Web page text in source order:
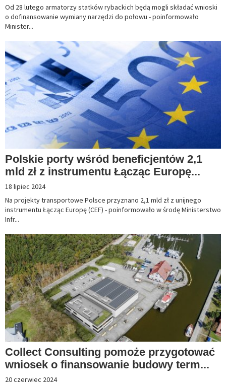
Od 28 lutego armatorzy statków rybackich będą mogli składać wnioski
o dofinansowanie wymiany narzędzi do połowu - poinformowało
Minister...
Polskie porty wśród beneficjentów 2,1
mld zł z instrumentu Łącząc Europę...
18 lipiec 2024
Na projekty transportowe Polsce przyznano 2,1 mld zł z unijnego
instrumentu Łącząc Europę (CEF) - poinformowało w środę Ministerstwo
Infr...
Collect Consulting pomoże przygotować
wniosek o finansowanie budowy term...
20 czerwiec 2024